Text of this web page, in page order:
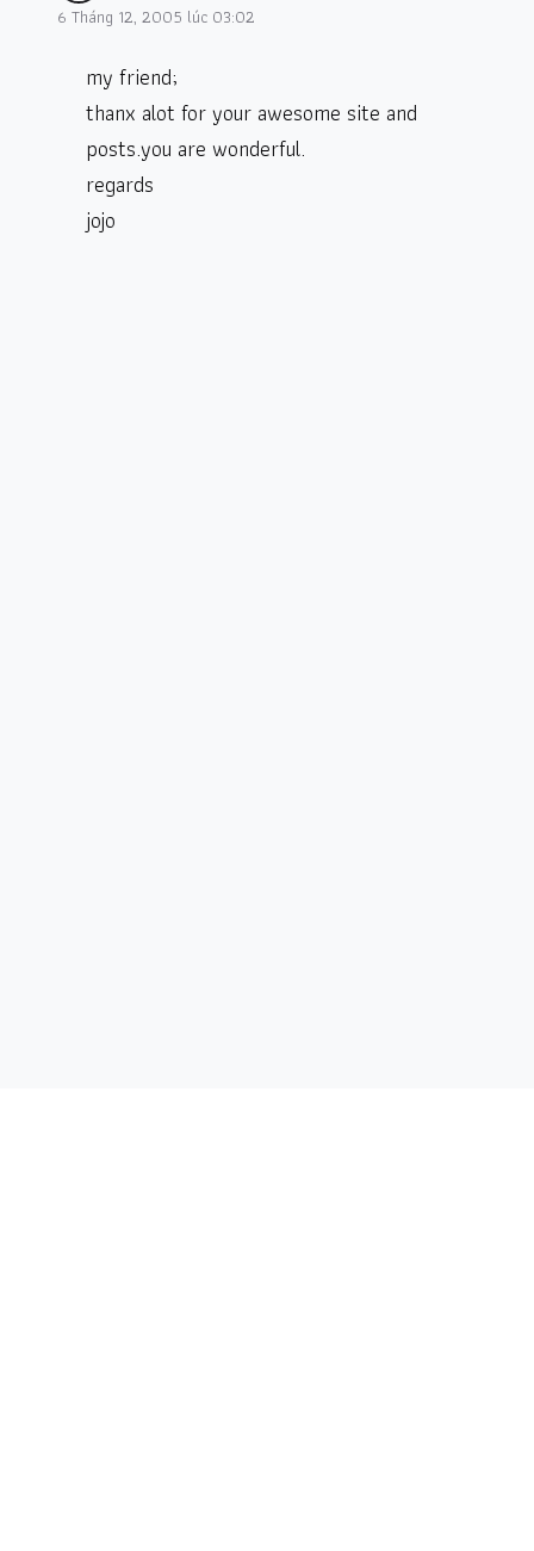
6 Tháng 12, 2005 lúc 03:02
my friend;
thanx alot for your awesome site and
posts.you are wonderful.
regards
jojo